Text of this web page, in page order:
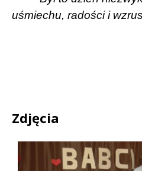
uśmiechu, radości i
Zdjęcia